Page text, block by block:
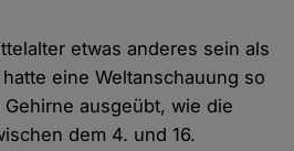
etwas anderes sein als
eine Weltanschauung so
ausgeübt, wie die
dem 4. und 16.